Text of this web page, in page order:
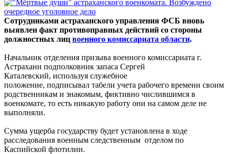
Сотрудниками астраханского управления ФСБ вновь
выявлен факт противоправных действий со стороны
должностных лиц военного комиссариата области.
Начальник отделения призыва военного комиссариата г.
Астрахани подполковник запаса Сергей
Каталевский, используя служебное
положение, подписывал табели учета рабочего времени своим
родственникам и знакомым, фиктивно числившимся в
военкомате, то есть никакую работу они на самом деле не
выполняли.
Сумма ущерба государству будет установлена в ходе
расследования военным следственным отделом по
Каспийской флотилии.